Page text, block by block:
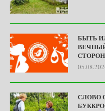
БЫТЬ
СЛОВО